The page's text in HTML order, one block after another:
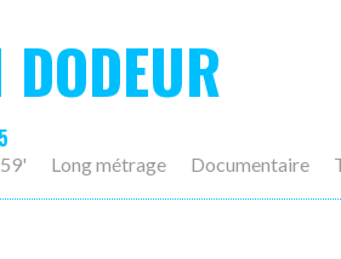
59' Long métrage Documentaire